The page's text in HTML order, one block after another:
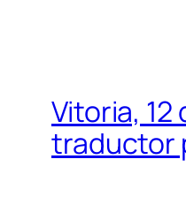
Vitoria,
traductor